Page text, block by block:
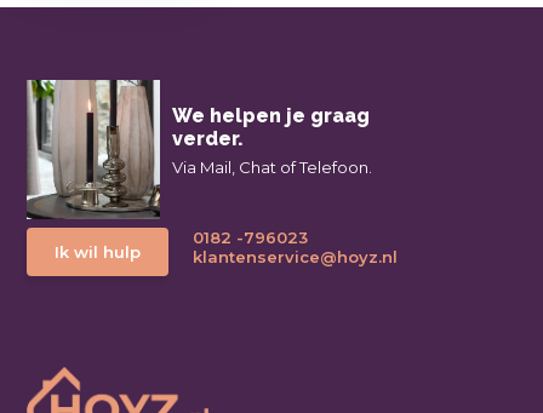
We helpen je graag
verder.
Via Mail, Chat of Telefoon.
Ik wil hulp
0182 -796023
klantenservice@hoyz.nl